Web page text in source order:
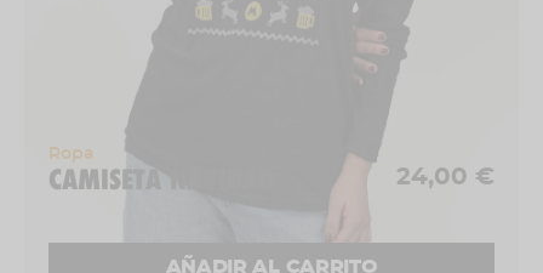
Ropa
CAMISETA NAVIDAD 24,00 €
AÑADIR AL CARRITO